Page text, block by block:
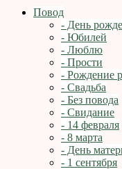
Повод
- День
- Юбилей
- Люблю
- Прости
- Рождение
- Свадьба
- Без повода
- Свидание
- 14 февраля
- 8 марта
- День
- 1 сентября